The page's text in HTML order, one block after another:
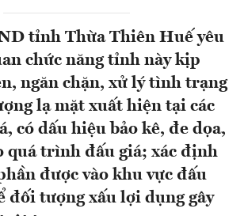
tỉnh Thừa Thiên Huế yêu
chức năng tỉnh này kịp
ngăn chặn, xử lý tình trạng
lạ mặt xuất hiện tại các
có dấu hiệu bảo kê, đe dọa,
quá trình đấu giá; xác định
được vào khu vực đấu
đối tượng xấu lợi dụng gây